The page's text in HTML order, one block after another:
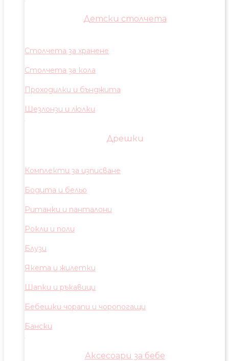
Детски столчета
Столчета за хранене
Столчета за кола
Проходилки и бънджита
Шезлонзи и люлки
Дрешки
Комплекти за изписване
Бодита и бельо
Ританки и панталони
Рокли и поли
Блузи
Якета и жилетки
Шапки и ръкавици
Бебешки чорапи и чоропогащи
Бански
Аксесоари за бебе